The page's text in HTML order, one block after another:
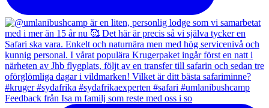
Feedback från Isa m familj som reste med oss i so